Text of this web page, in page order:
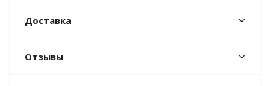
Доставка
Отзывы